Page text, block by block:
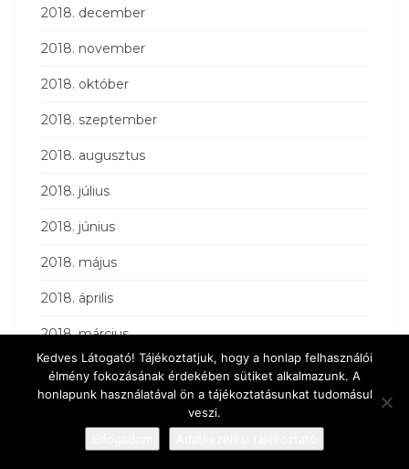
2018. december
2018. november
2018. október
2018. szeptember
2018. augusztus
2018. július
2018. június
2018. május
2018. április
2018. március
2018. február
2018. január
Kedves Látogató! Tájékoztatjuk, hogy a honlap felhasználói
élmény fokozásának érdekében sütiket alkalmazunk. A
honlapunk használatával ön a tájékoztatásunkat tudomásul
veszi.